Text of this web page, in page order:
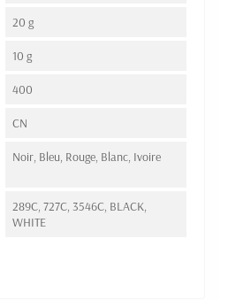
20 g
10 g
400
CN
Noir, Bleu, Rouge, Blanc, Ivoire
289C, 727C, 3546C, BLACK,
WHITE